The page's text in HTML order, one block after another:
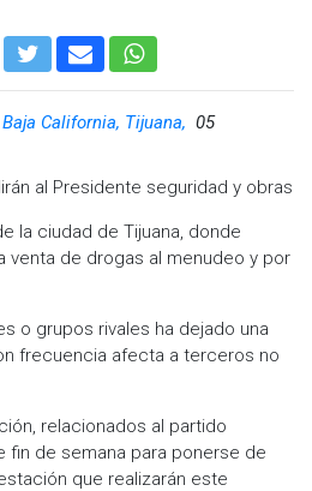
California, Tijuana, 05
al Presidente seguridad y obras
la ciudad de Tijuana, donde
venta de drogas al menudeo y por
o grupos rivales ha dejado una
frecuencia afecta a terceros no
relacionados al partido
fin de semana para ponerse de
que realizarán este